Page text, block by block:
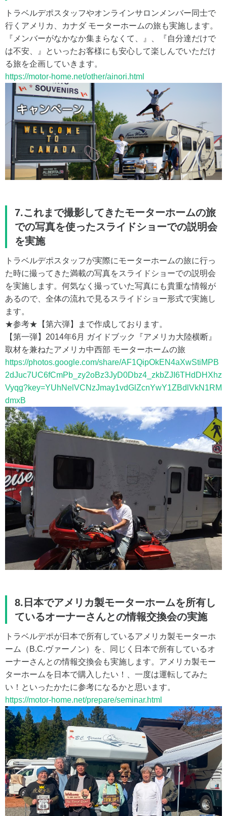
トラベルデポスタッフやオンラインサロンメンバー同士で
行くアメリカ、カナダ モーターホームの旅も実施します。
『メンバーがなかなか集まらなくて、』、『自分達だけで
は不安、』といったお客様にも安心して楽しんでいただけ
る旅を企画していきます。
https://motor-home.net/other/ainori.html
7.これまで撮影してきたモーターホームの旅
での写真を使ったスライドショーでの説明会
を実施
トラベルデポスタッフが実際にモーターホームの旅に行っ
た時に撮ってきた満載の写真をスライドショーでの説明会
を実施します。何気なく撮っていた写真にも貴重な情報が
あるので、全体の流れで見るスライドショー形式で実施し
ます。
★参考★【第六弾】まで作成しております。
【第一弾】2014年6月 ガイドブック『アメリカ大陸横断』
取材を兼ねたアメリカ中西部 モーターホームの旅
https://photos.google.com/share/AF1QipOkEN4aXwStiMPB
2dJuc7UC6fCmPb_zy2oBz3JyD0Dbz4_zkbZJI6THdDHXhz
Vyqg?key=YUhNelVCNzJmay1vdGlZcnYwY1ZBdlVkN1RM
dmxB
8.日本でアメリカ製モーターホームを所有し
ているオーナーさんとの情報交換会の実施
トラベルデポが日本で所有しているアメリカ製モーターホ
ーム（B.C.ヴァーノン）を、同じく日本で所有しているオ
ーナーさんとの情報交換会も実施します。アメリカ製モー
ターホームを日本で購入したい！、一度は運転してみた
い！といったかたに参考になるかと思います。
https://motor-home.net/prepare/seminar.html